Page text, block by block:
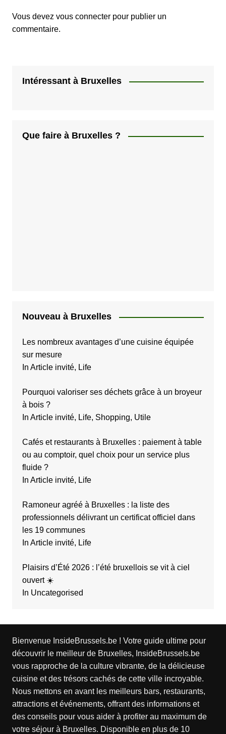
Vous devez vous connecterpour publier un
commentaire.
Intéressant à Bruxelles
Que faire à Bruxelles ?
Nouveau à Bruxelles
Les nombreux avantages d’une cuisine équipée
sur mesure
In Article invité, Life
Pourquoi valoriser ses déchets grâce à un broyeur
à bois ?
In Article invité, Life, Shopping, Utile
Cafés et restaurants à Bruxelles : paiement à table
ou au comptoir, quel choix pour un service plus
fluide ?
In Article invité, Life
Ramoneur agréé à Bruxelles : la liste des
professionnels délivrant un certificat officiel dans
les 19 communes
In Article invité, Life
Plaisirs d’Été 2026 : l’été bruxellois se vit à ciel
ouvert ☀️
In Uncategorised
Bienvenue InsideBrussels.be ! Votre guide ultime pour
découvrir le meilleur de Bruxelles, InsideBrussels.be
vous rapproche de la culture vibrante, de la délicieuse
cuisine et des trésors cachés de cette ville incroyable.
Nous mettons en avant les meilleurs bars, restaurants,
attractions et événements, offrant des informations et
des conseils pour vous aider à profiter au maximum de
votre séjour à Bruxelles. Disponible en plus de 10